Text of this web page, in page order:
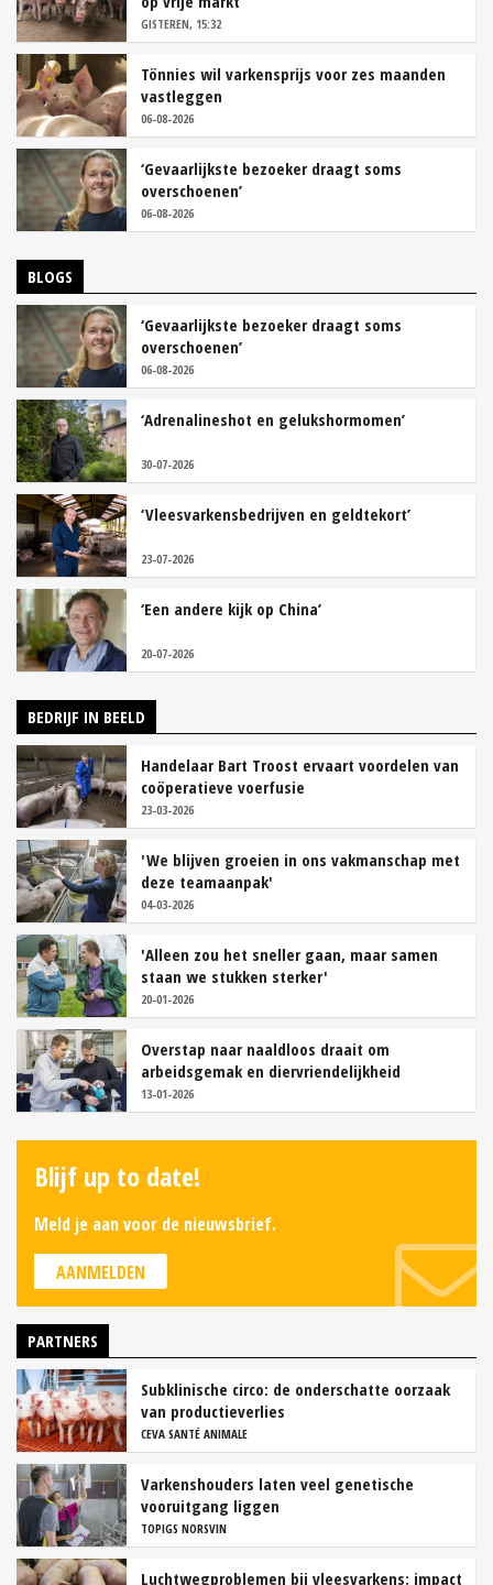
GISTEREN, 15:32
Tönnies wil varkensprijs voor zes maanden
vastleggen
06-08-2026
‘Gevaarlijkste bezoeker draagt soms
overschoenen’
06-08-2026
BLOGS
‘Gevaarlijkste bezoeker draagt soms
overschoenen’
06-08-2026
‘Adrenalineshot en gelukshormomen’
30-07-2026
‘Vleesvarkensbedrijven en geldtekort’
23-07-2026
‘Een andere kijk op China’
20-07-2026
BEDRIJF IN BEELD
Handelaar Bart Troost ervaart voordelen van
coöperatieve voerfusie
23-03-2026
'We blijven groeien in ons vakmanschap met
deze teamaanpak'
04-03-2026
'Alleen zou het sneller gaan, maar samen
staan we stukken sterker'
20-01-2026
Overstap naar naaldloos draait om
arbeidsgemak en diervriendelijkheid
13-01-2026
Blijf up to date!
Meld je aan voor de nieuwsbrief.
AANMELDEN
PARTNERS
Subklinische circo: de onderschatte oorzaak
van productieverlies
CEVA SANTÉ ANIMALE
Varkenshouders laten veel genetische
vooruitgang liggen
TOPIGS NORSVIN
Luchtwegproblemen bij vleesvarkens: impact